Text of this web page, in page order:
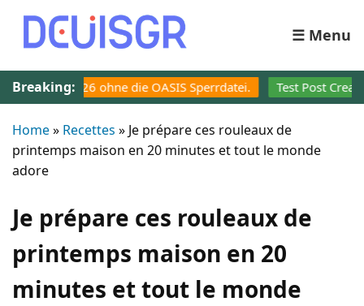
☰ Menu
Breaking:
ohne die OASIS Sperrdatei. Test Post Created
Home» Recettes » Je prépare ces rouleaux de
printemps maison en 20 minutes et tout le monde
adore
Je prépare ces rouleaux de
printemps maison en 20
minutes et tout le monde